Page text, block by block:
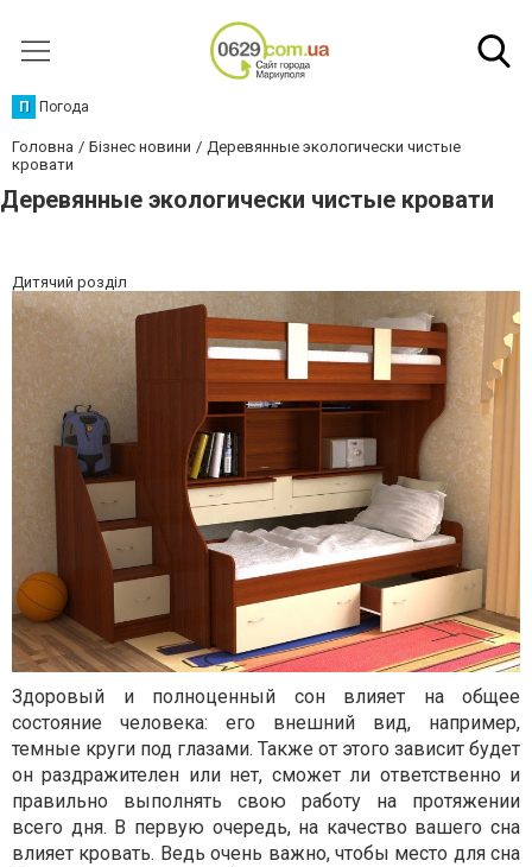
П Погода
Головна Бізнес новини
Деревянные экологически чистые
кровати
Деревянные экологически чистые кровати
Дитячий розділ
Здоровый и полноценный сон влияет на общее
состояние человека: его внешний вид, например,
темные круги под глазами. Также от этого зависит будет
он раздражителен или нет, сможет ли ответственно и
правильно выполнять свою работу на протяжении
всего дня. В первую очередь, на качество вашего сна
влияет кровать. Ведь очень важно, чтобы место для сна